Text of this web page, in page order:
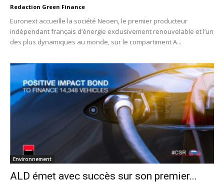
Redaction Green Finance
Euronext accueille la société Neoen, le premier producteur
indépendant français d’énergie exclusivement renouvelable et l’un
des plus dynamiques au monde, sur le compartiment A...
Environnement
ALD émet avec succès sur son premier...